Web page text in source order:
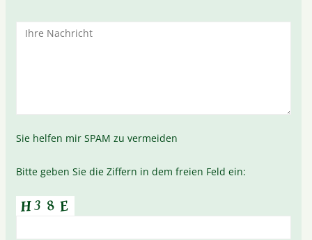
Sie helfen mir SPAM zu vermeiden
Bitte geben Sie die Ziffern in dem freien Feld ein: